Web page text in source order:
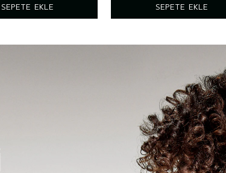
SEPETE EKLE SEPETE EKLE